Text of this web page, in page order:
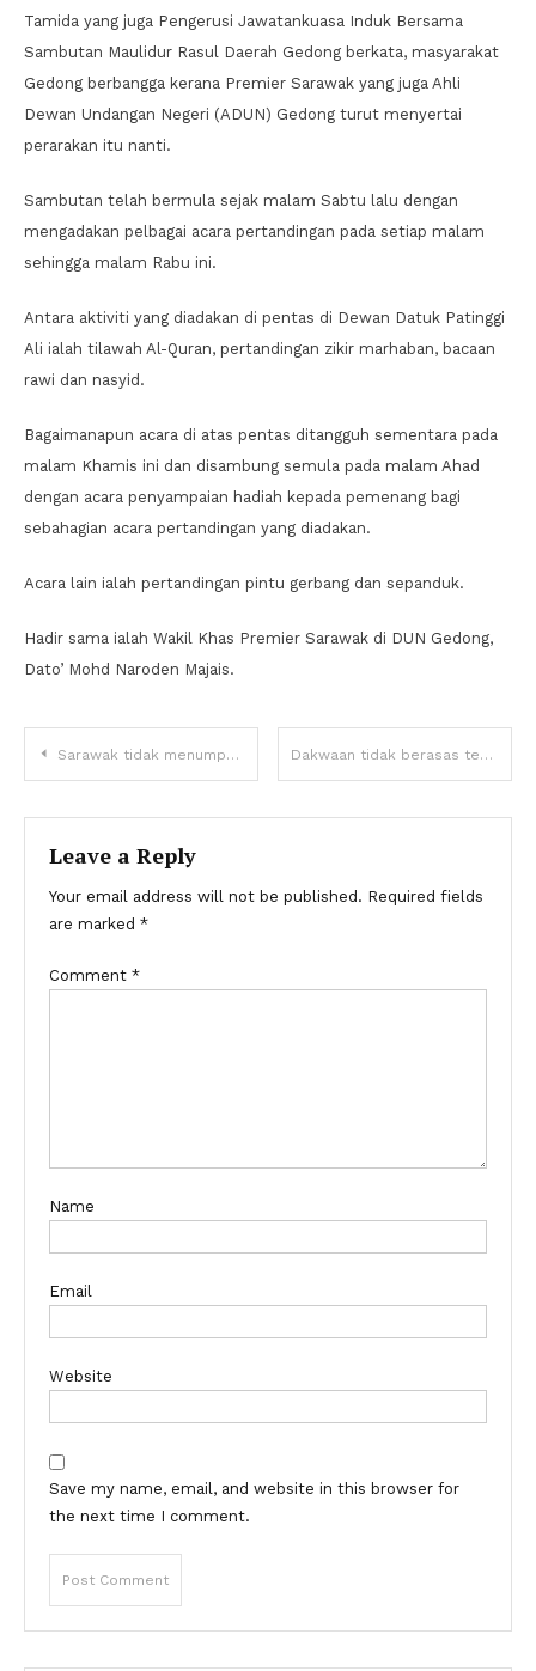
Tamida yang juga Pengerusi Jawatankuasa Induk Bersama
Sambutan Maulidur Rasul Daerah Gedong berkata, masyarakat
Gedong berbangga kerana Premier Sarawak yang juga Ahli
Dewan Undangan Negeri (ADUN) Gedong turut menyertai
perarakan itu nanti.
Sambutan telah bermula sejak malam Sabtu lalu dengan
mengadakan pelbagai acara pertandingan pada setiap malam
sehingga malam Rabu ini.
Antara aktiviti yang diadakan di pentas di Dewan Datuk Patinggi
Ali ialah tilawah Al-Quran, pertandingan zikir marhaban, bacaan
rawi dan nasyid.
Bagaimanapun acara di atas pentas ditangguh sementara pada
malam Khamis ini dan disambung semula pada malam Ahad
dengan acara penyampaian hadiah kepada pemenang bagi
sebahagian acara pertandingan yang diadakan.
Acara lain ialah pertandingan pintu gerbang dan sepanduk.
Hadir sama ialah Wakil Khas Premier Sarawak di DUN Gedong,
Dato’ Mohd Naroden Majais.
Sarawak tidak menumpang kasih tubuh Malaysia Dakwaan tidak berasas terhadap MOU peruntukan pembangkang
Leave a Reply
Your email address will not be published. Required fields
are marked *
Comment *
Name
Email
Website
Save my name, email, and website in this browser for
the next time I comment.